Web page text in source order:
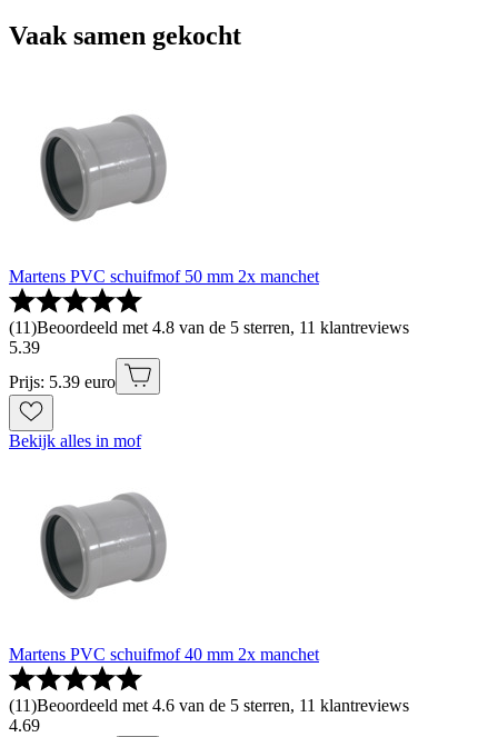
Vaak samen gekocht
Martens PVC schuifmof 50 mm 2x manchet
(11)Beoordeeld met 4.8 van de 5 sterren, 11 klantreviews
5.39
Prijs: 5.39 euro
Bekijk alles in mof
Martens PVC schuifmof 40 mm 2x manchet
(11)Beoordeeld met 4.6 van de 5 sterren, 11 klantreviews
4.69